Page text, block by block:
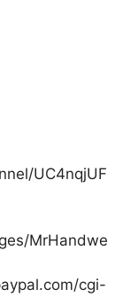
UC4nqjUF
MrHandwe
cgi-